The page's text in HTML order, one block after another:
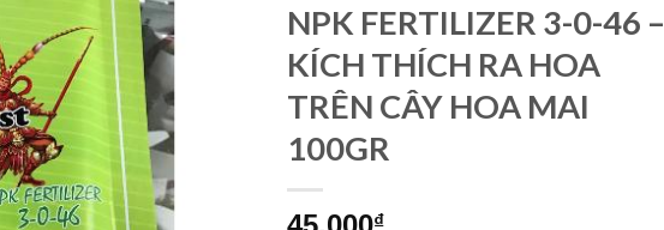
NPK FERTILIZER 3-0-46 –
KÍCH THÍCH RA HOA
TRÊN CÂY HOA MAI
100GR
₫